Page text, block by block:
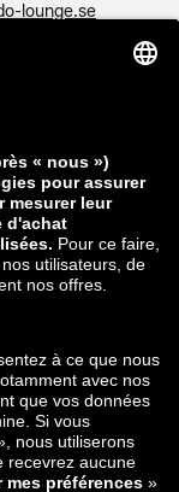
lounge.se
lounge.dk
lounge.cz
lounge.sk
lounge.hr
lounge.ee
lounge.no